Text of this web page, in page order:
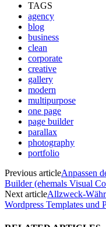
TAGS
agency
blog
business
clean
corporate
creative
gallery
modern
multipurpose
one page
page builder
parallax
photography
portfolio
Previous articleAnpassen
Builder (ehemals Visual
Next articleAllzweck-
Wordpress Templates und